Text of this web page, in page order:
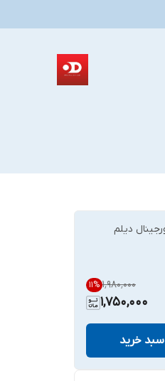
دیلم
۱٬۹۸۰٬۰۰۰ 11%
1,750,000
خرید